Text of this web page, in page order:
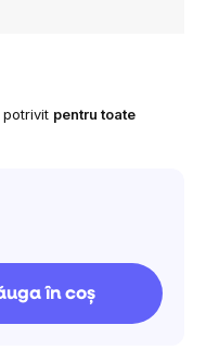
pentru toate
în coş